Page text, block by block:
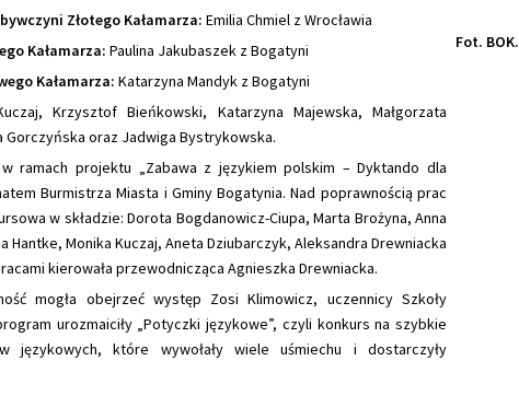
Złotego Kałamarza: Emilia Chmiel z Wrocławia
Kałamarza: Paulina Jakubaszek z Bogatyni
Kałamarza: Katarzyna Mandyk z Bogatyni
Krzysztof Bieńkowski, Katarzyna Majewska, Małgorzata
Gorczyńska oraz Jadwiga Bystrykowska.
ramach projektu „Zabawa z językiem polskim – Dyktando dla
Burmistrza Miasta i Gminy Bogatynia. Nad poprawnością prac
w składzie: Dorota Bogdanowicz-Ciupa, Marta Brożyna, Anna
Hantke, Monika Kuczaj, Aneta Dziubarczyk, Aleksandra Drewniacka
kierowała przewodnicząca Agnieszka Drewniacka.
mogła obejrzeć występ Zosi Klimowicz, uczennicy Szkoły
urozmaiciły „Potyczki językowe”, czyli konkurs na szybkie
językowych, które wywołały wiele uśmiechu i dostarczyły
Fot. BOK.